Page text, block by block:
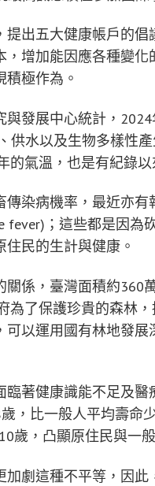
出五大健康帳戶的
增加能因應各種變
極作為。
發展中心統計，
供水以及生物多樣性
氣溫，也是有紀錄以
染病機率，最近亦
fever)；這些都是因為
民的生計與健康。
係，臺灣面積約360
了保護珍貴的森林
以運用國有林地發
著健康識能不足及
，比一般人平均壽命
歲，凸顯原住民與一
劇這種不平等，因此